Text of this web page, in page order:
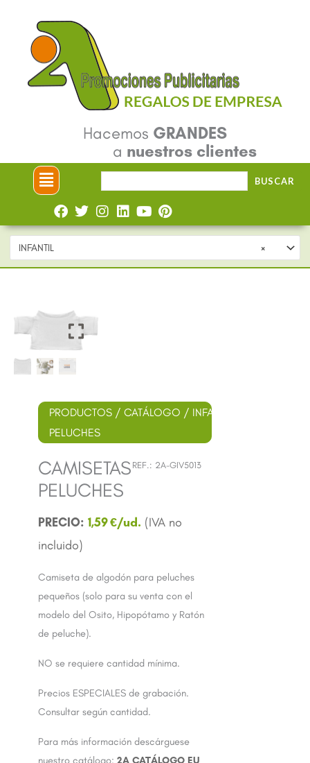
contenido
Hacemos GRANDES
a nuestros clientes
Menú BUSCAR
×
INFANTIL
PRODUCTOS / CATÁLOGO / INFANTIL
PELUCHES
REF.: 2A-GIV5013
CAMISETAS
PELUCHES
1,59€
Camiseta de algodón para peluches
pequeños (solo para su venta con el
modelo del Osito, Hipopótamo y Ratón
de peluche).
NO se requiere cantidad mínima.
Precios ESPECIALES de grabación.
Consultar según cantidad.
Para más información descárguese
nuestro catálogo: 2A CATÁLOGO EU